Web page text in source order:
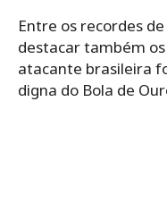
Entre os recordes
destacar também
atacante brasileira
digna do Bola de